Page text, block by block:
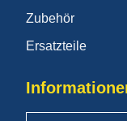
Zubehör
Ersatzteile